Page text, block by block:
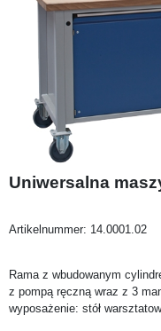
Uniwersalna
Artikelnummer: 14.0001.02
Rama z wbudowanym
z pompą ręczną wraz z 3
wyposażenie: stół